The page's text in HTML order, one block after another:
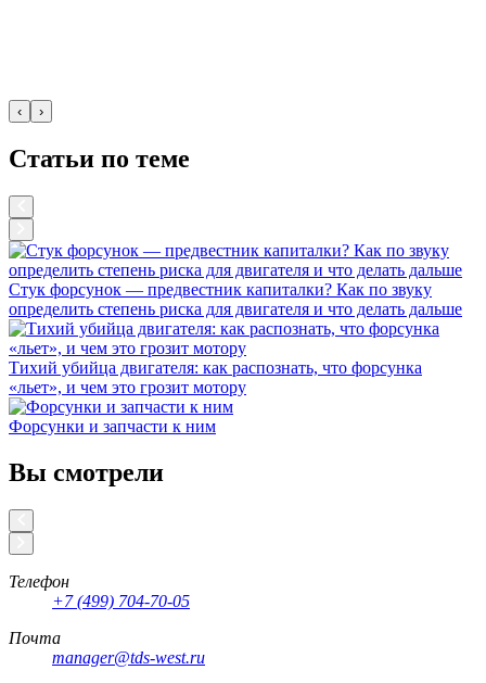
‹ ›
Статьи по теме
Стук форсунок — предвестник капиталки? Как по звуку
определить степень риска для двигателя и что делать дальше
Тихий убийца двигателя: как распознать, что форсунка
«льет», и чем это грозит мотору
Форсунки и запчасти к ним
Вы смотрели
Телефон
+7 (499) 704-70-05
Почта
manager@tds-west.ru